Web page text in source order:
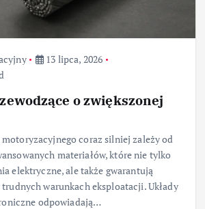
13 lipca, 2026
o zwiększonej
motoryzacyjnego coraz silniej zależy od
materiałów, które nie tylko
elektryczne, ale także gwarantują
trudnych warunkach eksploatacji. Układy
odpowiadają…